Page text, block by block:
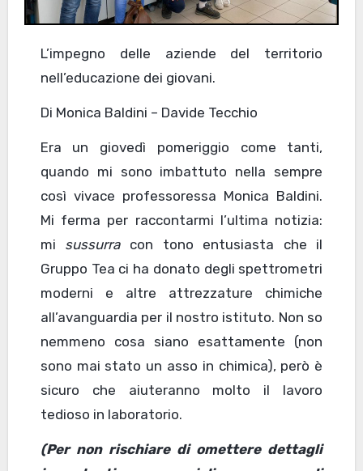
L’impegno delle aziende del territorio
nell’educazione dei giovani.
Di Monica Baldini – Davide Tecchio
Era un giovedì pomeriggio come tanti,
quando mi sono imbattuto nella sempre
così vivace professoressa Monica Baldini.
Mi ferma per raccontarmi l’ultima notizia:
mi sussurracon tono entusiasta che il
Gruppo Tea ci ha donato degli spettrometri
moderni e altre attrezzature chimiche
all’avanguardia per il nostro istituto. Non so
nemmeno cosa siano esattamente (non
sono mai stato un asso in chimica), però è
sicuro che aiuteranno molto il lavoro
tedioso in laboratorio.
(Per non rischiare di omettere dettagli